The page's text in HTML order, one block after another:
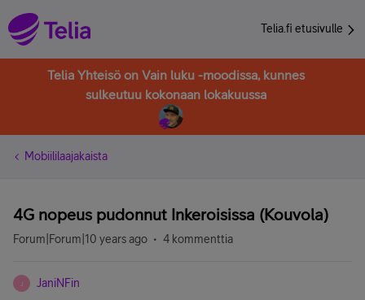
Telia.fi etusivulle
Telia Yhteisö on Vain luku -moodissa, kunnes
sulkeutuu kokonaan lokakuussa
Mobiililaajakaista
4G nopeus pudonnut Inkeroisissa (Kouvola)
Forum|Forum|10 years ago 4 kommenttia
J JaniNFin